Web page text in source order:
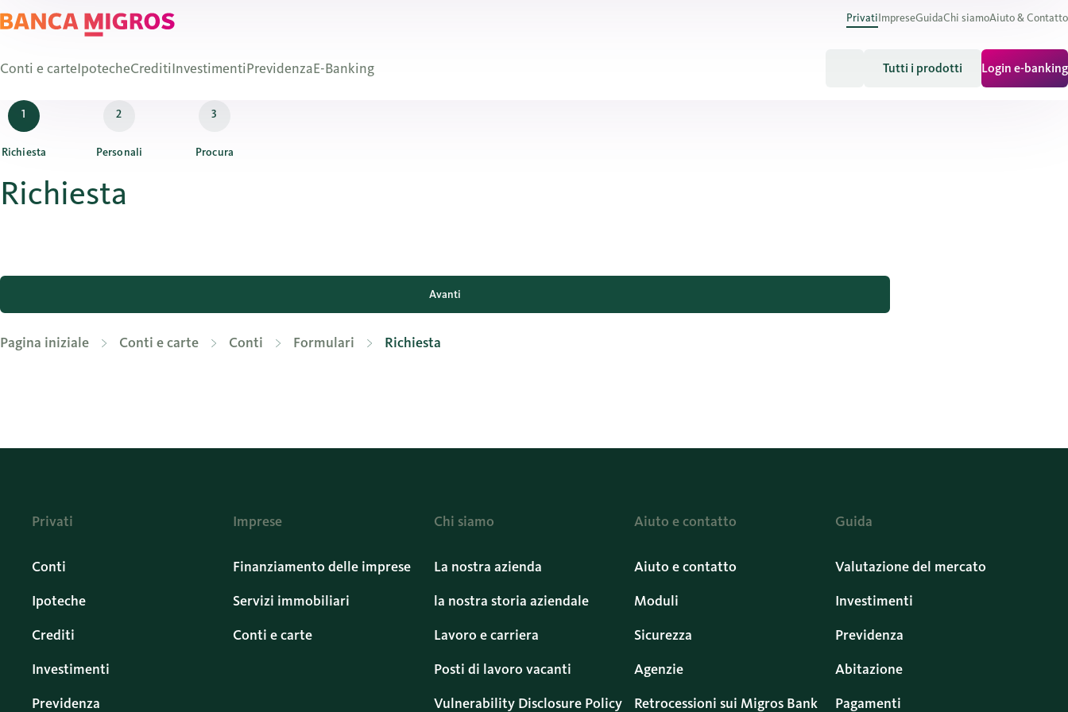
PrivatiImpreseGuidaChi siamoAiuto & Contatto
Conti e carteIpotecheCreditiInvestimentiPrevidenzaE-Banking Tutti i prodotti Login e-banking
Richiesta Personali Procura
Richiesta
Avanti
Pagina iniziale Conti e carte Conti Formulari Richiesta
Privati
Conti
Ipoteche
Crediti
Investimenti
Previdenza
Imprese
Finanziamento delle imprese
Servizi immobiliari
Conti e carte
Chi siamo
La nostra azienda
la nostra storia aziendale
Lavoro e carriera
Posti di lavoro vacanti
Vulnerability Disclosure Policy
Aiuto e contatto
Aiuto e contatto
Moduli
Sicurezza
Agenzie
Retrocessioni sui Migros Bank
Guida
Valutazione del mercato
Investimenti
Previdenza
Abitazione
Pagamenti